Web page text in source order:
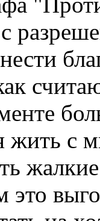
жить с
это